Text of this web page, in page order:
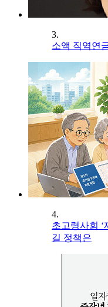
3.
소액 직역연
4.
초고령사회 ‘
길 정책은